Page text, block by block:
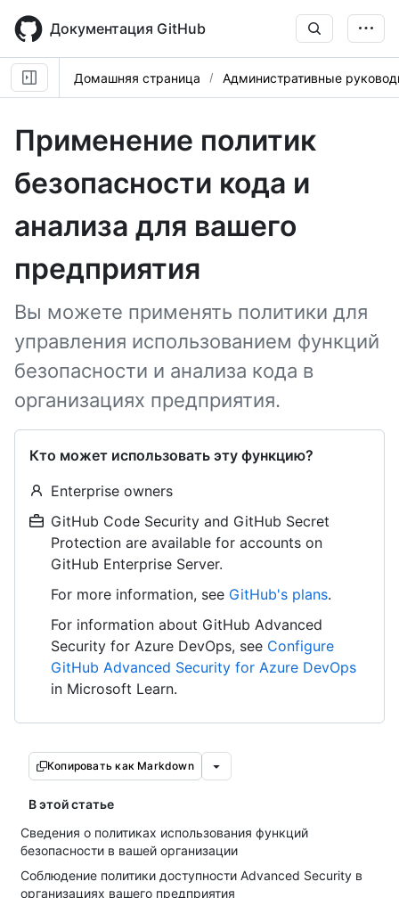
main
content
Документация GitHub
Домашняя страница Административные
Применение политик
безопасности кода и
анализа для вашего
предприятия
Вы можете применять политики для
управления использованием функций
безопасности и анализа кода в
организациях предприятия.
Кто может использовать эту функцию?
Enterprise owners
GitHub Code Security and GitHub Secret
Protection are available for accounts on
GitHub Enterprise Server.
For more information, see GitHub's plans.
For information about GitHub Advanced
Security for Azure DevOps, see Configure
GitHub Advanced Security for Azure DevOps
in Microsoft Learn.
Копировать как Markdown
В этой статье
Сведения о политиках использования функций
безопасности в вашей организации
Соблюдение политики доступности Advanced Security в
организациях вашего предприятия